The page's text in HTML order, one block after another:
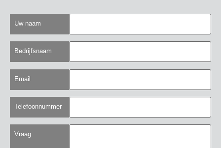
Uw naam
Bedrijfsnaam
Email
Telefoonnummer
Vraag